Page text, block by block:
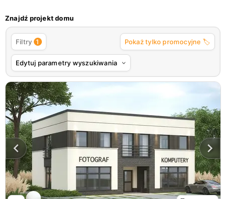
projektów deweloperskich to gwarancja wielu
zalet. Wszystkie nasze plany są dokładnie
opracowane, uwzględniając najnowsze kierunki w
architekturze i technologii budownictwa. Co
istotne, w naszym asortymencie znajdują się
projekty dostosowane do różnorodnych wymagań i
preferencji, co umożliwia indywidualne
dopasowanie projektu do konkretnych potrzeb.
Znajdź projekt domu
Filtry 1 Pokaż tylko promocyjne 🏷️
Edytuj parametry wyszukiwania